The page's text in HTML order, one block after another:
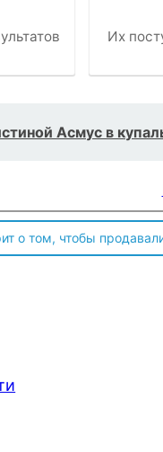
Их
Асмус в
о том, чтобы